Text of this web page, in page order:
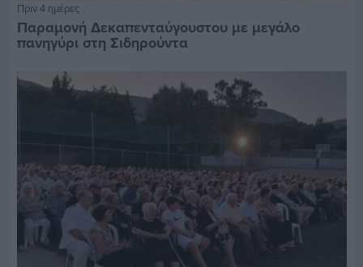
Πριν 4 ημέρες
Παραμονή Δεκαπενταύγουστου με μεγάλο
πανηγύρι στη Σιδηρούντα